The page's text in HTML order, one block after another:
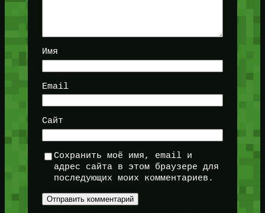
Имя
Email
Сайт
Сохранить моё имя, email и
адрес сайта в этом браузере для
последующих моих комментариев.